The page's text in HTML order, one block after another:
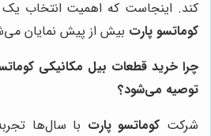
کند. اینجاست که اهمیت انتخاب یک
کوماتسو پارت بیش از پیش نمایان
چرا خرید قطعات بیل مکانیکی
توصیه می‌شود؟
شرکت کوماتسو پارت با سال‌ها